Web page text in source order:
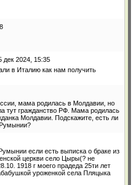
дек 2024, 15:35
в Италию как нам получить
мама родилась в Молдавии, но
тут гражданство РФ. Мама родилась
Молдавии. Подскажите, есть ли
если есть выписка о браке из
церкви село Цыры(? не
1918 г моего прадеда 25ти лет
уроженкой села Пляцыка